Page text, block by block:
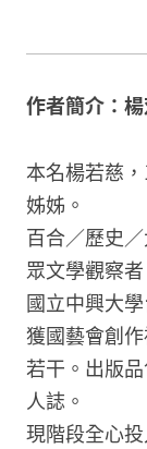
作者簡介：
本名楊若慈
姊姊。
百合／歷史
眾文學觀察者
國立中興大
獲國藝會創
若干。出版
人誌。
現階段全心